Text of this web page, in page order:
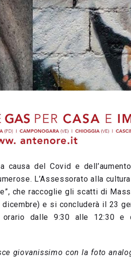
causa del Covid e
L’Assessorato alla
che raccoglie gli scatti di
e si concluderà il 23
dalle 9:30 alle 12:30 e
giovanissimo con la foto